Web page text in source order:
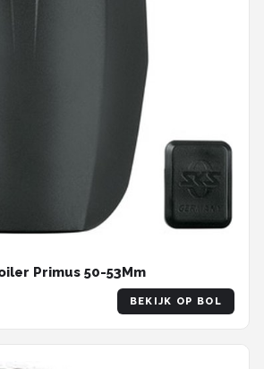
Primus 50-53Mm
BEKIJK OP BOL